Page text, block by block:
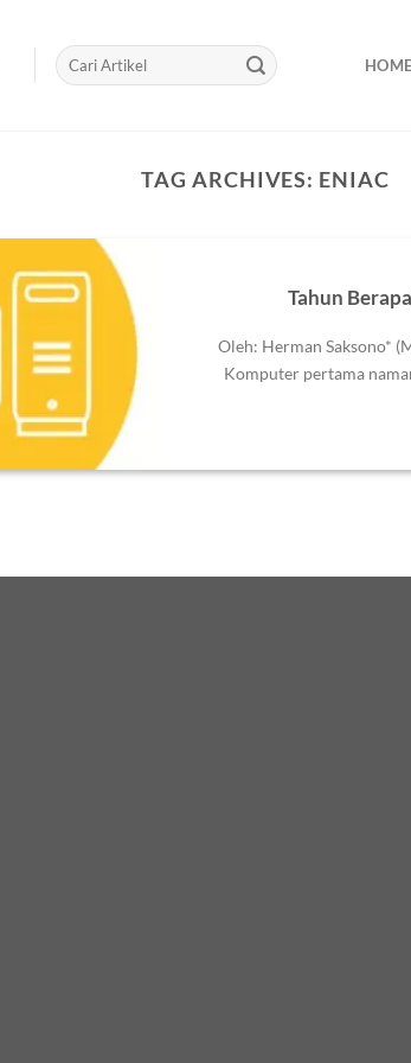
HOME
TAG ARCHIVES: ENIAC
Tahun
Oleh: Herman Saksono*
Komputer pertama